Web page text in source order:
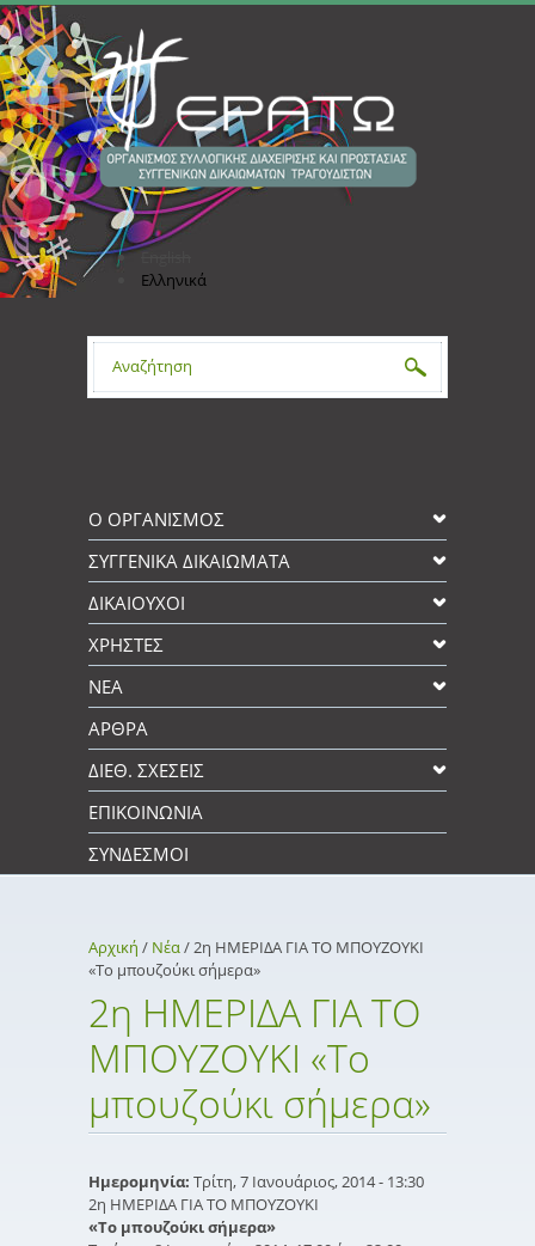
Παράκαμψη προς το κυρίως περιεχόμενο
English
Ελληνικά
Φόρμα αναζήτησης
Ο ΟΡΓΑΝΙΣΜΟΣ
ΣΥΓΓΕΝΙΚΆ ΔΙΚΑΙΩΜΑΤΑ
ΔΙΚΑΙΟΥΧΟΙ
XΡΉΣΤΕΣ
ΝΕΑ
ΑΡΘΡΑ
ΔΙΕΘ. ΣΧΕΣΕΙΣ
ΕΠΙΚΟΙΝΩΝΊΑ
ΣΎΝΔΕΣΜΟΙ
Αρχική / Νέα/2η ΗΜΕΡΙΔΑ ΓΙΑ ΤΟ ΜΠΟΥΖΟΥΚΙ
«Το μπουζούκι σήμερα»
2η ΗΜΕΡΙΔΑ ΓΙΑ ΤΟ
ΜΠΟΥΖΟΥΚΙ «Το
μπουζούκι σήμερα»
Ημερομηνία: Τρίτη, 7 Ιανουάριος, 2014 - 13:30
2η ΗΜΕΡΙΔΑ ΓΙΑ ΤΟ ΜΠΟΥΖΟΥΚΙ
«Το μπουζούκι σήμερα»